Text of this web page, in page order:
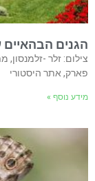
הגנים הבהאיים
צילום: זלר -
פארק, אתר היסטורי
מידע נוסף »